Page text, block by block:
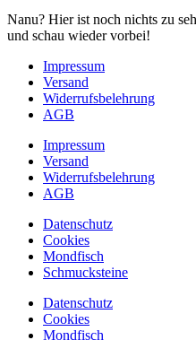
Nanu? Hier ist noch nichts zu
und schau wieder vorbei!
Impressum
Versand
Widerrufsbelehrung
AGB
Impressum
Versand
Widerrufsbelehrung
AGB
Datenschutz
Cookies
Mondfisch
Schmucksteine
Datenschutz
Cookies
Mondfisch